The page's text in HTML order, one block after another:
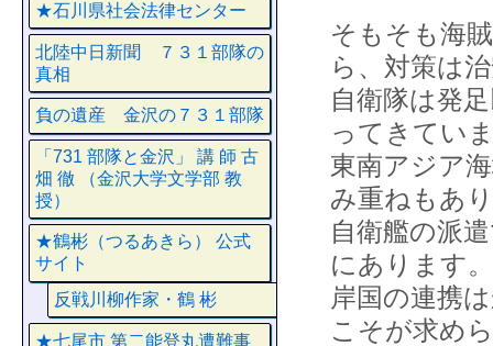
そもそも海
ら、対策は
自衛隊は発
ってきてい
東南アジア
み重ねもあ
自衛艦の派
にあります
岸国の連携
こそが求め
★石川県社会法律センター
北陸中日新聞 ７３１部隊の
真相
負の遺産 金沢の７３１部隊
「731 部隊と金沢」 講 師 古
畑 徹 （金沢大学文学部 教
授）
★鶴彬（つるあきら） 公式
サイト
反戦川柳作家・鶴 彬
★七尾市 第二能登丸遭難事